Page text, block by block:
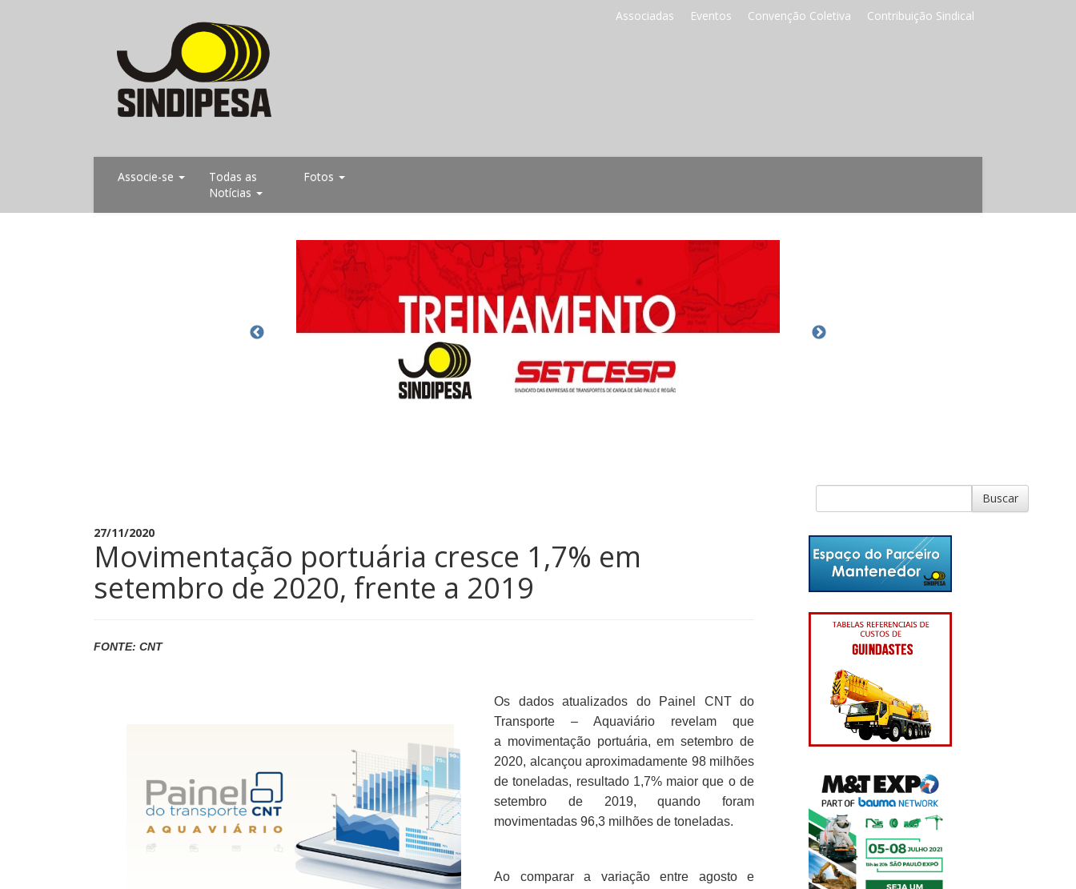
Contribuição Sindical
Convenção Coletiva
Eventos
Associadas
Associe-se
Todas as
Notícias
Fotos
27/11/2020
Movimentação portuária cresce 1,7% em
setembro de 2020, frente a 2019
FONTE: CNT
Os dados atualizados do Painel CNT do
Transporte – Aquaviário revelam que
a movimentação portuária, em setembro de
2020, alcançou aproximadamente 98 milhões
de toneladas, resultado 1,7% maior que o de
setembro de 2019, quando foram
movimentadas 96,3 milhões de toneladas.
Ao comparar a variação entre agosto e